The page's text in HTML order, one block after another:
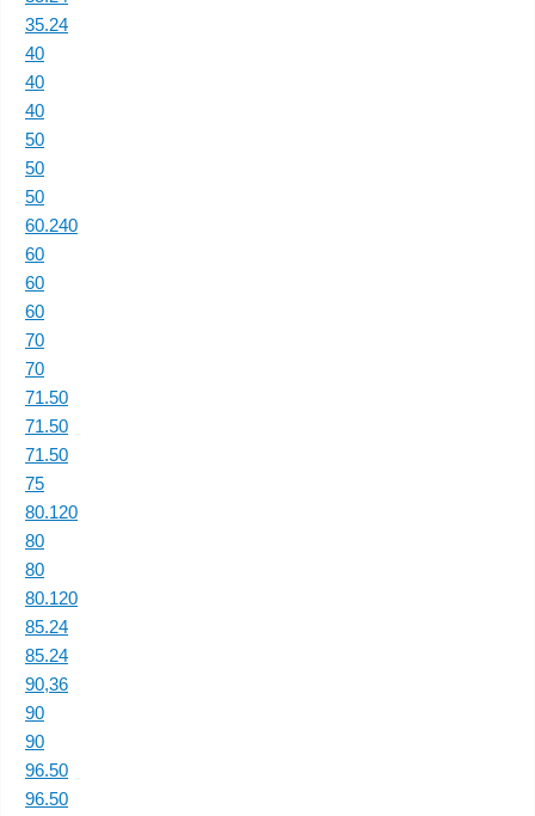
35.24
40
40
40
50
50
50
60.240
60
60
60
70
70
71.50
71.50
71.50
75
80.120
80
80
80.120
85.24
85.24
90,36
90
90
96.50
96.50